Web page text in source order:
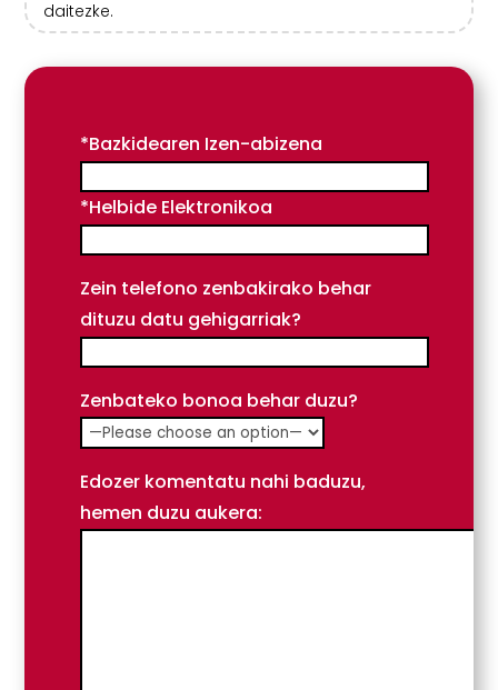
daitezke.
*Bazkidearen Izen-abizena
*Helbide Elektronikoa
Zein telefono zenbakirako behar
dituzu datu gehigarriak?
Zenbateko bonoa behar duzu?
Edozer komentatu nahi baduzu,
hemen duzu aukera: